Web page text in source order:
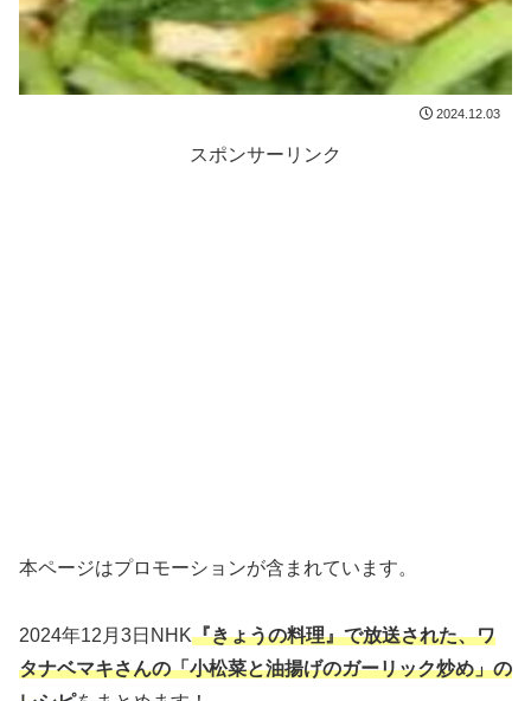
2024.12.03
スポンサーリンク
本ページはプロモーションが含まれています。
2024年12月3日NHK『きょうの料理』で放送された、ワ
タナベマキさんの「小松菜と油揚げのガーリック炒め」の